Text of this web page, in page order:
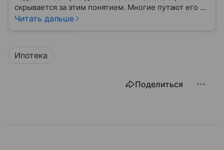
скрывается за этим понятием. Многие путают его с
застройщиком, думая, что это одно и то же. На
Читать дальше
Ипотека
Поделиться